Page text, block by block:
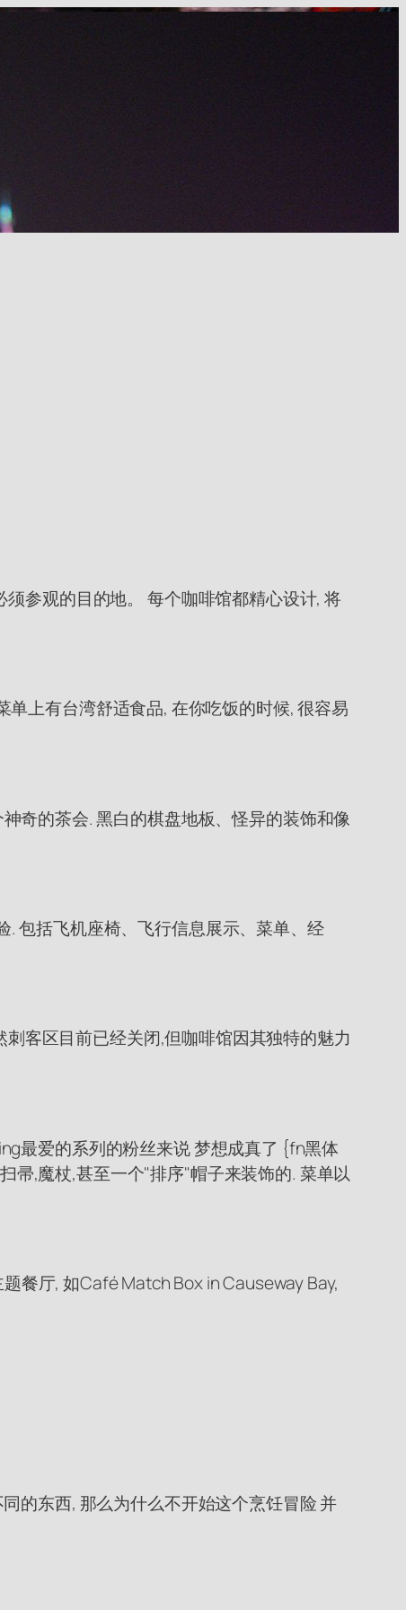
参观的目的地。 每个咖啡馆都精心设计, 将
上有台湾舒适食品, 在你吃饭的时候, 很容易
奇的茶会. 黑白的棋盘地板、怪异的装饰和像
包括飞机座椅、飞行信息展示、菜单、经
客区目前已经关闭,但咖啡馆因其独特的魅力
最爱的系列的粉丝来说 梦想成真了 {fn黑体
帚,魔杖,甚至一个"排序"帽子来装饰的. 菜单以
餐厅, 如Café Match Box in Causeway Bay,
的东西, 那么为什么不开始这个烹饪冒险 并